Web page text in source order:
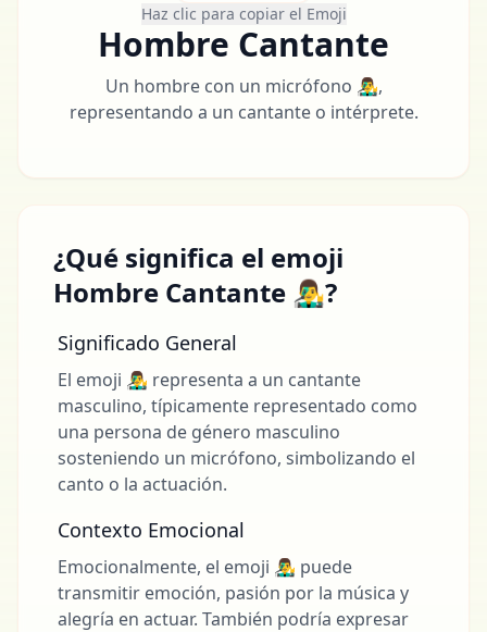
Haz clic para copiar el Emoji
Hombre Cantante
Un hombre con un micrófono 👨‍🎤,
representando a un cantante o intérprete.
¿Qué significa el emoji
Hombre Cantante 👨‍🎤?
Significado General
El emoji 👨‍🎤 representa a un cantante
masculino, típicamente representado como
una persona de género masculino
sosteniendo un micrófono, simbolizando el
canto o la actuación.
Contexto Emocional
Emocionalmente, el emoji 👨‍🎤 puede
transmitir emoción, pasión por la música y
alegría en actuar. También podría expresar